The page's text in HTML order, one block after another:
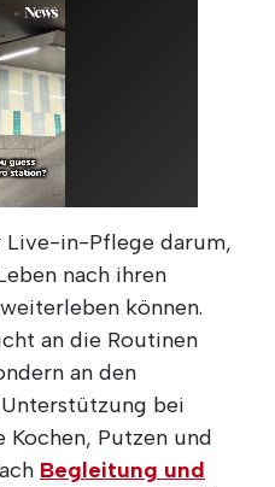
Live-in-Pflege darum,
nach ihren
können.
an die Routinen
an den
bei
Putzen und
Begleitung und